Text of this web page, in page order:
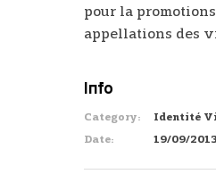
pour la
appellations des
Info
Category:
Identité
Date:
19/09/2013